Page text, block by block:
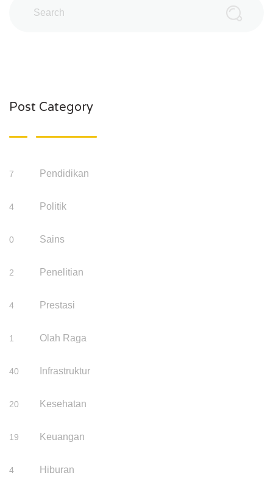
Post Category
7 Pendidikan
4 Politik
0 Sains
2 Penelitian
4 Prestasi
1 Olah Raga
40 Infrastruktur
20 Kesehatan
19 Keuangan
4 Hiburan